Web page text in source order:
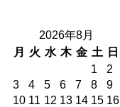
2026年8月
月
火 水 木 金 土
日
1
2
3
4 5 6 7 8
9
10 11 12 13 14 15 16